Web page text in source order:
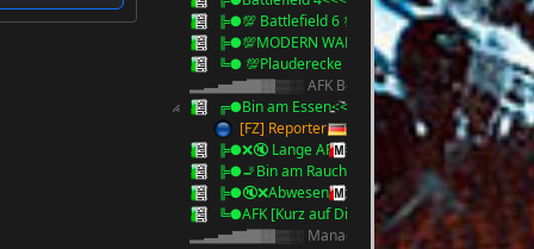
╠●💯 Battlefield 6 💯 <<<
╠●💯MODERN WARFARE 4 💯<<<
╚● 💯Plauderecke 💯<<<
▂▃▅▇█▓▒░ AFK Bereich ░▒▓█▇▅▃▂
╔●Bin am Essen<<<
[FZ] Reporter
╠●❌🔇 Lange AFK<<<🔇❌
╠●🚬Bin am Rauchen 5 Minuten🚬<<<
╠●🔇❌Abwesend bitte Anschreiben !!<<<🔇❌
╚●AFK [Kurz auf Discord][Anstupsen]
▂▃▅▇█▓▒░ Management ░▒▓█▇▅▃▂